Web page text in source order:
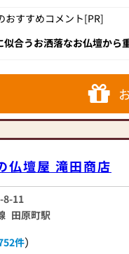
========
のいましたか？」
様に手作りテキストをご用
す。
下さいませ。
の金森店
的な立派なお仏壇まで広
のお客様は今ある古いお仏
よってご相談させて頂きま
富なサイズとデザインのモ
「徳島唐木仏壇」の銘品仏
おすすめコメント[PR]
似合うお洒落なお仏壇から
仏壇屋 滝田商店
8-11
田原町駅
件）